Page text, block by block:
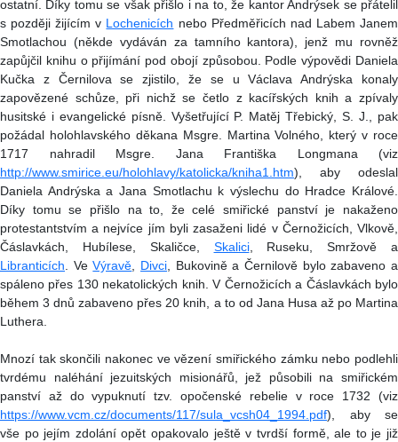
ostatní. Díky tomu se však přišlo i na to, že kantor Andrýsek se přátelil
s později žijícím v Lochenicích nebo Předměřicích nad Labem Janem
Smotlachou (někde vydáván za tamního kantora), jenž mu rovněž
zapůjčil knihu o přijímání pod obojí způsobou. Podle výpovědi Daniela
Kučka z Černilova se zjistilo, že se u Václava Andrýska konaly
zapovězené schůze, při nichž se četlo z kacířských knih a zpívaly
husitské i evangelické písně. Vyšetřující P. Matěj Třebický, S. J., pak
požádal holohlavského děkana Msgre. Martina Volného, který v roce
1717 nahradil Msgre. Jana Františka Longmana (viz
http://www.smirice.eu/holohlavy/katolicka/kniha1.htm), aby odeslal
Daniela Andrýska a Jana Smotlachu k výslechu do Hradce Králové.
Díky tomu se přišlo na to, že celé smiřické panství je nakaženo
protestantstvím a nejvíce jím byli zasaženi lidé v Černožicích, Vlkově,
Čáslavkách, Hubílese, Skaličce, Skalici, Ruseku, Smržově a
Libranticích . VeVýravě Divci , Bukovině a Černilově bylo zabaveno a
spáleno přes 130 nekatolických knih. V Černožicích a Čáslavkách bylo
během 3 dnů zabaveno přes 20 knih, a to od Jana Husa až po Martina
Luthera.
Mnozí tak skončili nakonec ve vězení smiřického zámku nebo podlehli
tvrdému naléhání jezuitských misionářů, jež působili na smiřickém
panství až do vypuknutí tzv. opočenské rebelie v roce 1732 (viz
https://www.vcm.cz/documents/117/sula_vcsh04_1994.pdf), aby se
vše po jejím zdolání opět opakovalo ještě v tvrdší formě, ale to je již